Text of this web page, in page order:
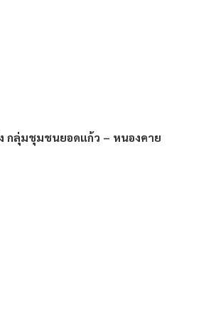
กลุ่มชุมชนยอดแก้ว – หนองคาย